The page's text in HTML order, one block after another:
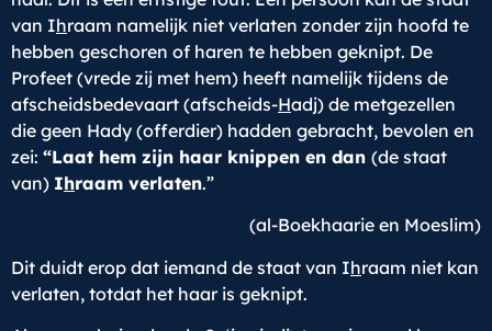
van Ihraam namelijk niet verlaten zonder zijn hoofd te
hebben geschoren of haren te hebben geknipt. De
Profeet (vrede zij met hem) heeft namelijk tijdens de
afscheidsbedevaart (afscheids-Hadj) de metgezellen
die geen Hady (offerdier) hadden gebracht, bevolen en
zei: “Laat hem zijn haar knippen en dan (de staat
van) Ihraam verlaten.”
(al-Boekhaarie en Moeslim)
Dit duidt erop dat iemand de staat van Ihraam niet kan
verlaten, totdat het haar is geknipt.